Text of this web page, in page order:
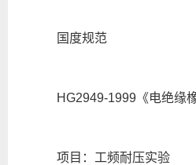
国度规范
HG2949-1999《电绝缘橡
项目：工频耐压实验